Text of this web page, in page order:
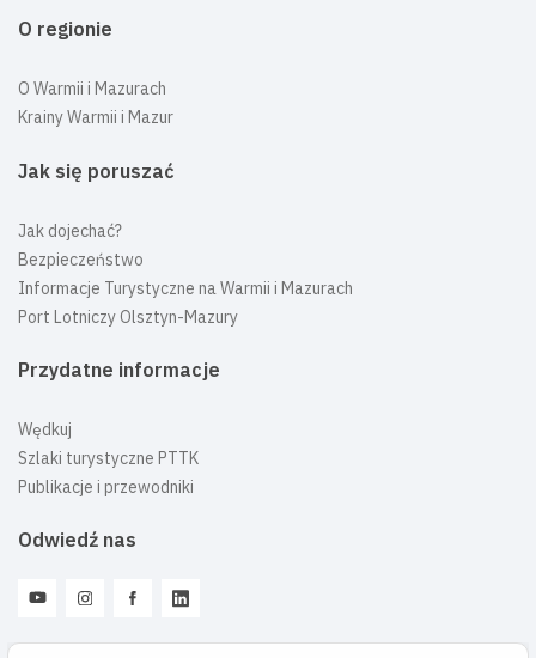
O regionie
O Warmii i Mazurach
Krainy Warmii i Mazur
Jak się poruszać
Jak dojechać?
Bezpieczeństwo
Informacje Turystyczne na Warmii i Mazurach
Port Lotniczy Olsztyn-Mazury
Przydatne informacje
Wędkuj
Szlaki turystyczne PTTK
Publikacje i przewodniki
Odwiedź nas